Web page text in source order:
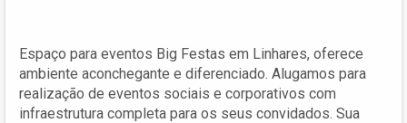
Espaço para eventos Big Festas em Linhares, oferece
ambiente aconchegante e diferenciado. Alugamos para
realização de eventos sociais e corporativos com
infraestrutura completa para os seus convidados. Sua